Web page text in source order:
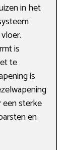
in het
is
te
is
sterke
en